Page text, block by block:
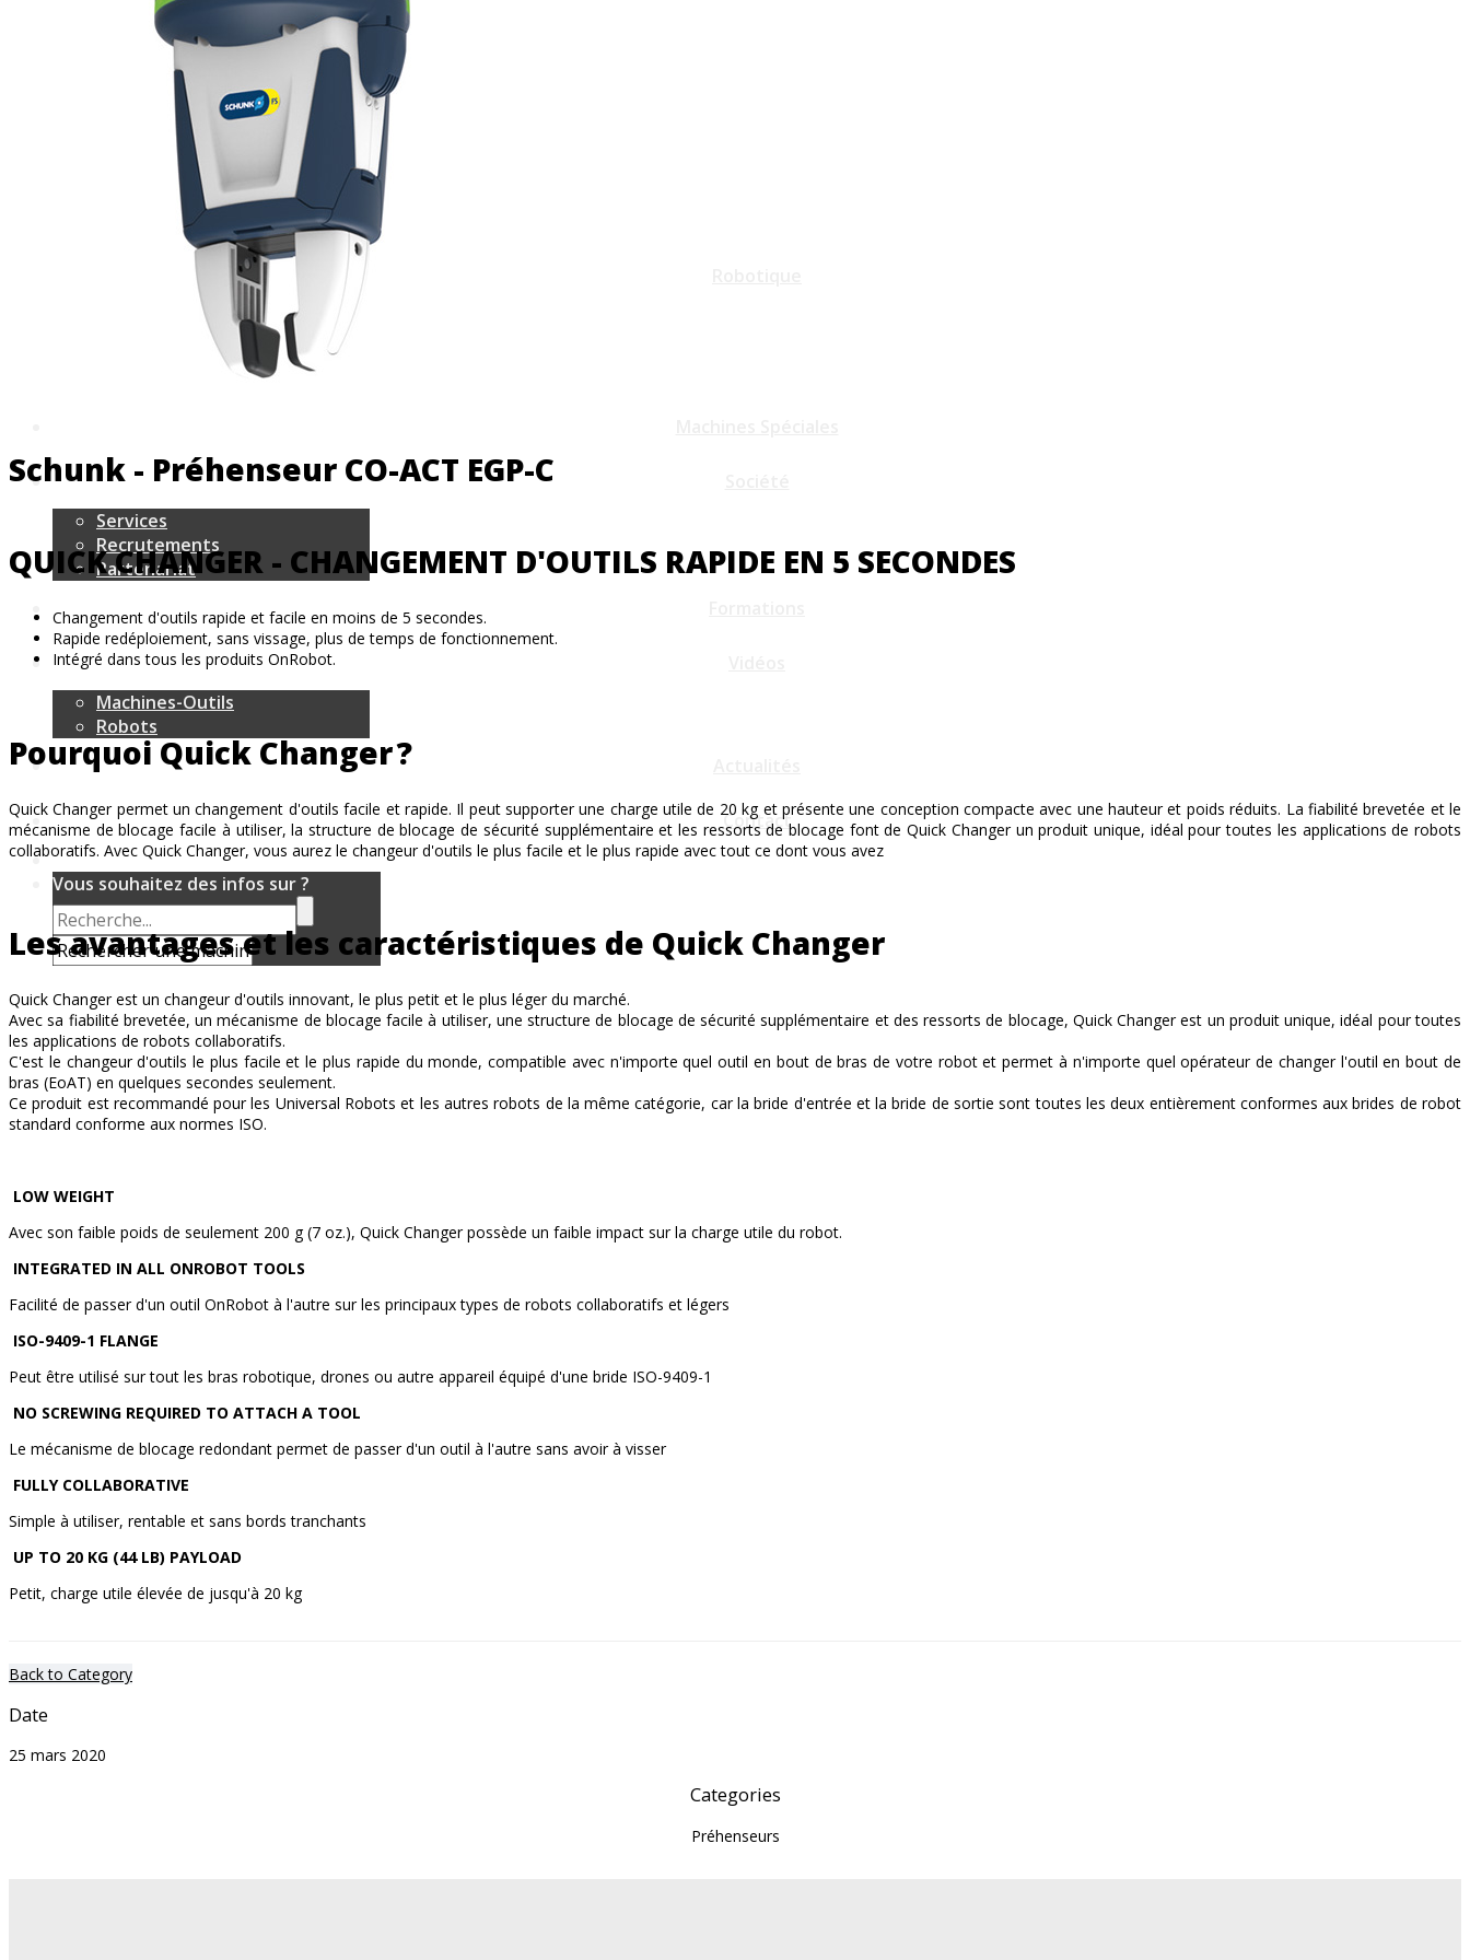
Machines pour l'enseignement
Machines transfert
Axe horizontal
Axe vertical
Machines en stock
Scies CNC
Scies automatiques
Scies semi-automatiques
Scies manuelles
Périphériques
Robots toutes marques
Plateformes Robots Standards
Plateformes Robots Sur Mesure
Services
Recrutements
Partenariat
Machines-Outils
Robots
Contact
Vous souhaitez des infos sur ?
Schunk - Préhenseur CO-ACT EGP-C
QUICK CHANGER - CHANGEMENT D'OUTILS RAPIDE EN 5 SECONDES
Changement d'outils rapide et facile en moins de 5 secondes.
Rapide redéploiement, sans vissage, plus de temps de fonctionnement.
Intégré dans tous les produits OnRobot.
Pourquoi Quick Changer ?
Quick Changer permet un changement d'outils facile et rapide. Il peut supporter une charge utile de 20 kg et présente une conception compacte avec une hauteur et poids réduits. La fiabilité brevetée et le
mécanisme de blocage facile à utiliser, la structure de blocage de sécurité supplémentaire et les ressorts de blocage font de Quick Changer un produit unique, idéal pour toutes les applications de robots
collaboratifs. Avec Quick Changer, vous aurez le changeur d'outils le plus facile et le plus rapide avec tout ce dont vous avez
Les avantages et les caractéristiques de Quick Changer
Quick Changer est un changeur d'outils innovant, le plus petit et le plus léger du marché.
Avec sa fiabilité brevetée, un mécanisme de blocage facile à utiliser, une structure de blocage de sécurité supplémentaire et des ressorts de blocage, Quick Changer est un produit unique, idéal pour toutes
les applications de robots collaboratifs.
C'est le changeur d'outils le plus facile et le plus rapide du monde, compatible avec n'importe quel outil en bout de bras de votre robot et permet à n'importe quel opérateur de changer l'outil en bout de
bras (EoAT) en quelques secondes seulement.
Ce produit est recommandé pour les Universal Robots et les autres robots de la même catégorie, car la bride d'entrée et la bride de sortie sont toutes les deux entièrement conformes aux brides de robot
standard conforme aux normes ISO.
LOW WEIGHT
Avec son faible poids de seulement 200 g (7 oz.), Quick Changer possède un faible impact sur la charge utile du robot.
INTEGRATED IN ALL ONROBOT TOOLS
Facilité de passer d'un outil OnRobot à l'autre sur les principaux types de robots collaboratifs et légers
ISO-9409-1 FLANGE
Peut être utilisé sur tout les bras robotique, drones ou autre appareil équipé d'une bride ISO-9409-1
NO SCREWING REQUIRED TO ATTACH A TOOL
Le mécanisme de blocage redondant permet de passer d'un outil à l'autre sans avoir à visser
FULLY COLLABORATIVE
Simple à utiliser, rentable et sans bords tranchants
UP TO 20 KG (44 LB) PAYLOAD
Petit, charge utile élevée de jusqu'à 20 kg
Back to Category
Date
25 mars 2020
Categories
Préhenseurs